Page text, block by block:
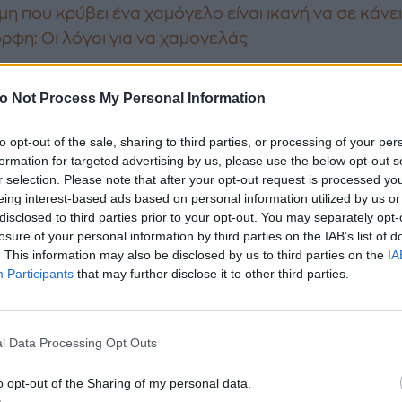
Not Process My Personal Information
opt-out of the sale, sharing to third parties, or processing of your
for targeted advertising by us, please use the below opt-out
selection. Please note that after your opt-out request is processed
interest-based ads based on personal information utilized by us
to third parties prior to your opt-out. You may separately
of your personal information by third parties on the IAB’s list of
This information may also be disclosed by us to third parties on the
Participants that may further disclose it to other third parties.
Data Processing Opt Outs
opt-out of the Sharing of my personal data.
που κρύβει ένα χαμόγελο είναι ικανή να σε
Οι λόγοι για να χαμογελάς
. Είναι η επιλογή να βλέπουμε τον άλλον με
του προσφέρουμε τη βοήθειά μας. Η ευγένεια
τις λέξεις, τις πράξεις και τη στάση του σώματός
της ευγένειαςξεκινά από μέσα μας. Όταν
με τον εαυτό μας, μπορούμε να είμαστε
Ας προσπαθήσουμε να είμαστε πιο
δεν είναι σημάδι αδυναμίας, αλλά